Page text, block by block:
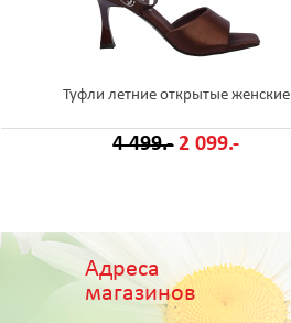
Туфли летние открытые женские
4 499.- 2 099.-
Адреса
магазинов